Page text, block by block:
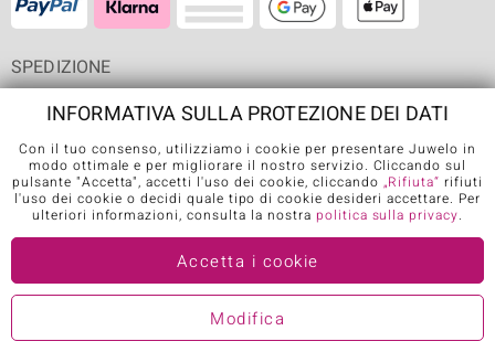
SPEDIZIONE
APP DI JUWELO
INFORMATIVA SULLA PROTEZIONE DEI DATI
Con il tuo consenso, utilizziamo i cookie per presentare Juwelo in
modo ottimale e per migliorare il nostro servizio. Cliccando sul
pulsante "Accetta", accetti l'uso dei cookie, cliccando „Rifiuta“ rifiuti
l'uso dei cookie o decidi quale tipo di cookie desideri accettare. Per
ulteriori informazioni, consulta la nostra politica sulla privacy.
Accetta i cookie
Modifica